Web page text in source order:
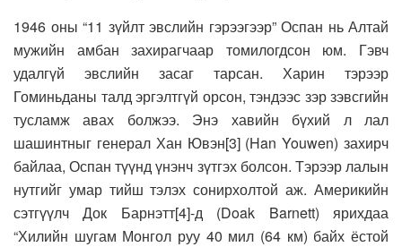
1946 оны “11 зүйлт эвслийн гэрээгээр” Оспан нь Алтай
мужийн амбан захирагчаар томилогдсон юм. Гэвч
удалгүй эвслийн засаг тарсан. Харин тэрээр
Гоминьданы талд эргэлтгүй орсон, тэндээс зэр зэвсгийн
тусламж авах болжээ. Энэ хавийн бүхий л лал
шашинтныг генерал Хан Ювэн[3] (Han Youwen) захирч
байлаа, Оспан түүнд үнэнч зүтгэх болсон. Тэрээр лалын
нутгийг умар тийш тэлэх сонирхолтой аж. Америкийн
сэтгүүлч Док Барнэтт[4]-д (Doak Barnett) ярихдаа
“Хилийн шугам Монгол руу 40 мил (64 км) байх ёстой